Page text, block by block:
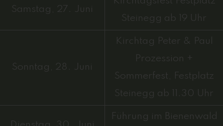
Samstag, 27. Juni
Steinegg ab 19 Uhr
Sonntag, 28. Juni
Kirchtag Peter & Paul
Prozession +
Sommerfest, Festplatz
Steinegg ab 11.30 Uhr
Führung im Bienenwald